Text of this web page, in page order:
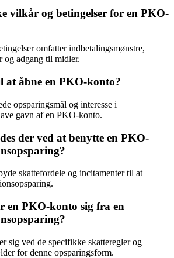
vilkår og betingelser for en PKO-
omfatter indbetalingsmønstre,
og adgang til midler.
at åbne en PKO-konto?
opsparingsmål og interesse i
gavn af en PKO-konto.
der ved at benytte en PKO-
skattefordele og incitamenter til at
en PKO-konto sig fra en
sig ved de specifikke skatteregler og
for denne opsparingsform.